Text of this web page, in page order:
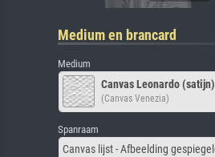
Medium en brancard
Medium
Canvas Leonardo (satijn)
(Canvas Venezia)
Spanraam